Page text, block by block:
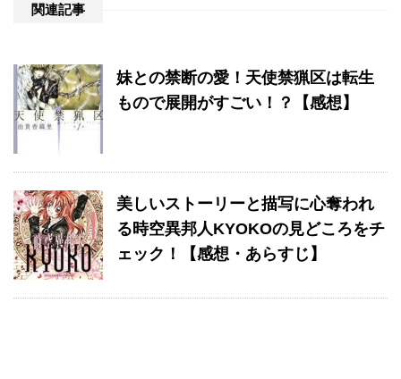
関連記事
妹との禁断の愛！天使禁猟区は転生
もので展開がすごい！？【感想】
美しいストーリーと描写に心奪われ
る時空異邦人KYOKOの見どころをチ
ェック！【感想・あらすじ】